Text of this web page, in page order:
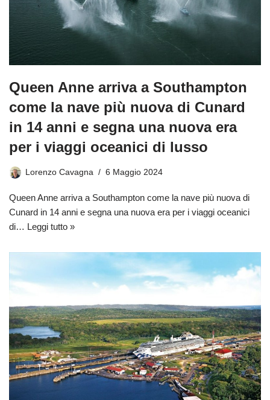
Queen Anne arriva a Southampton
come la nave più nuova di Cunard
in 14 anni e segna una nuova era
per i viaggi oceanici di lusso
Lorenzo Cavagna 6 Maggio 2024
Queen Anne arriva a Southampton come la nave più nuova di
Cunard in 14 anni e segna una nuova era per i viaggi oceanici
di… Leggi tutto »